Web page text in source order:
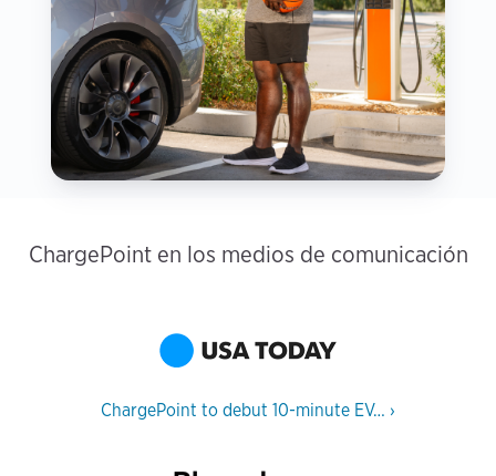
ChargePoint en los medios de comunicación
ChargePoint to debut 10-minute EV… ›